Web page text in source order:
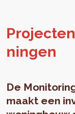
nin­gen
De
maakt een